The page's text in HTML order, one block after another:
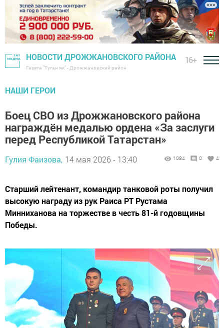
НОВОСТИ ДРОЖЖАНОВСКОГО РАЙОНА
Газета "Туган як" - Дрожжановский район
16+
НАШИ ГЕРОИ
Боец СВО из Дрожжановского района
награждён медалью ордена «За заслуги
перед Республикой Татарстан»
Гулия Фаизова, 14 мая 2026 - 13:40 1084 0 4
Старший лейтенант, командир танковой роты получил
высокую награду из рук Раиса РТ Рустама
Минниханова на торжестве в честь 81-й годовщины
Победы.